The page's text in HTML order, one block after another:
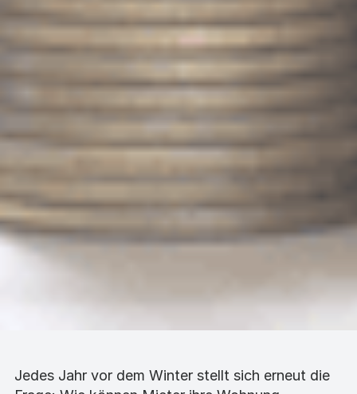
Jedes Jahr vor dem Winter stellt sich erneut die